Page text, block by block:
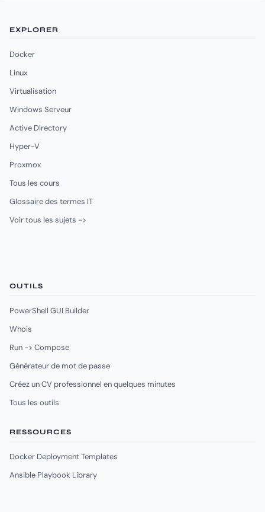
EXPLORER
Docker
Linux
Virtualisation
Windows Serveur
Active Directory
Hyper-V
Proxmox
Tous les cours
Glossaire des termes IT
Voir tous les sujets ->
OUTILS
PowerShell GUI Builder
Whois
Run -> Compose
Générateur de mot de passe
Créez un CV professionnel en quelques minutes
Tous les outils
RESSOURCES
Docker Deployment Templates
Ansible Playbook Library